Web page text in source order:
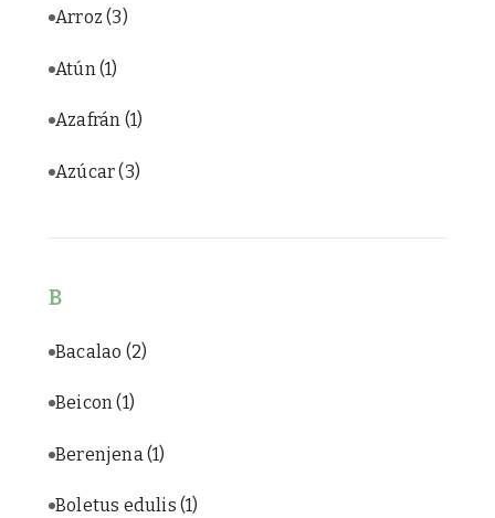
Arroz(3)
Atún (1)
Azafrán (1)
Azúcar(3)
B
Bacalao (2)
Beicon(1)
Berenjena (1)
Boletus edulis (1)